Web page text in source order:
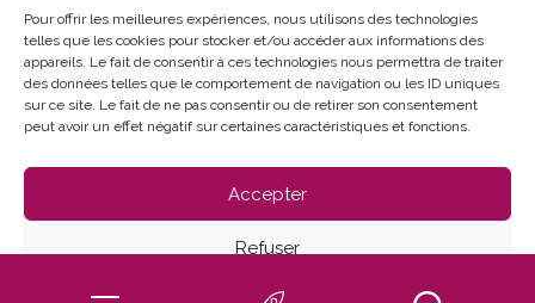
Pour offrir les meilleures expériences, nous utilisons des technologies
telles que les cookies pour stocker et/ou accéder aux informations des
appareils. Le fait de consentir à ces technologies nous permettra de traiter
des données telles que le comportement de navigation ou les ID uniques
sur ce site. Le fait de ne pas consentir ou de retirer son consentement
peut avoir un effet négatif sur certaines caractéristiques et fonctions.
Accepter
Refuser
Du lundi au vendredi
de 8h30 à 12h et de 13h30 à 17h30
Mentions Légales